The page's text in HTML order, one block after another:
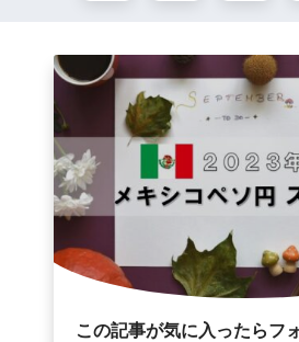
この記事が気に入ったらフ